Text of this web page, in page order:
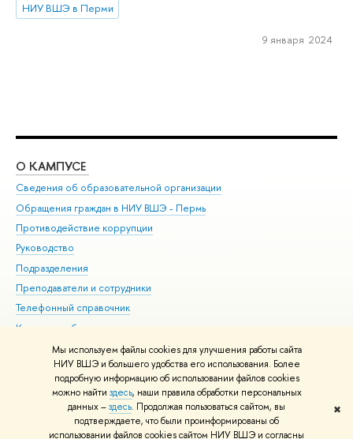
Мы используем файлы cookies для улучшения работы сайта
НИУ ВШЭ и большего удобства его использования. Более
подробную информацию об использовании файлов cookies
можно найти здесь, наши правила обработки персональных
данных –здесь. Продолжая пользоваться сайтом, вы
подтверждаете, что были проинформированы об
использовании файлов cookies сайтом НИУ ВШЭ и согласны
✖
НИУ ВШЭ в Перми
9 января 2024
О КАМПУСЕ
Сведения об образовательной организации
Обращения граждан в НИУ ВШЭ - Пермь
Противодействие коррупции
Руководство
Подразделения
Преподаватели и сотрудники
Телефонный справочник
Корпуса и общежития
ВШЭ для студентов с ограниченными возможностями
здоровья и инвалидностью
Единая платежная страница
© НИУ ВШЭ 1993–2026 Условия использования материалов Адреса